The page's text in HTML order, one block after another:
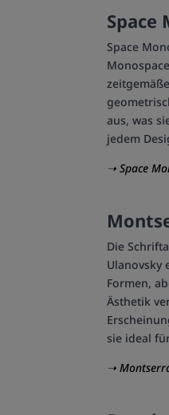
Space
Space
aus, was
jedem
➝ Space
Die
Ulanovsky
Formen,
Ästhetik
sie ideal
➝